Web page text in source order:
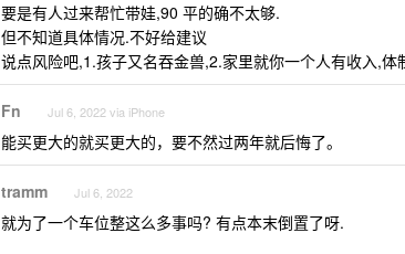
要是有人过来帮忙带娃,90 平的确不太够.
但不知道具体情况.不好给建议
说点风险吧,1.孩子又名吞金兽,2.家里就你一个人有收入,体
Fn Jul 6, 2022 via iPhone
能买更大的就买更大的，要不然过两年就后悔了。
tramm Jul 6, 2022
就为了一个车位整这么多事吗? 有点本末倒置了呀.